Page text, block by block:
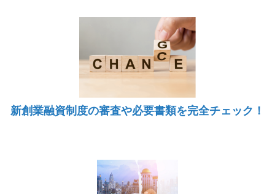
新創業融資制度の審査や必要書類を完全チェック！